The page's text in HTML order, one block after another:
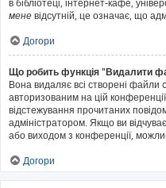
в бібліотеці, інтернет-кафе,
мене відсутній, це означає, що
Догори
Що робить функція "Видалити
Вона видаляє всі створені
авторизованим на цій
відстежування прочитаних
адміністратором. Якщо ви
або виходом з конференції,
Догори